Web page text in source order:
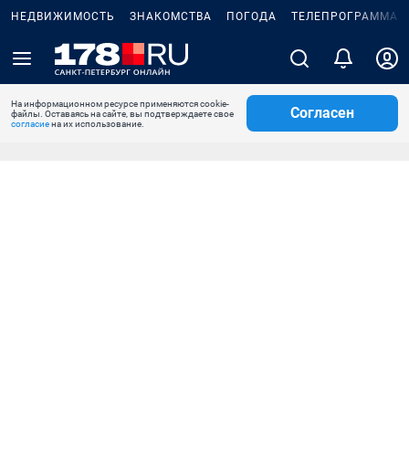
НЕДВИЖИМОСТЬ ЗНАКОМСТВА ПОГОДА ТЕЛЕПРОГРАММА
На информационном ресурсе применяются cookie-
файлы. Оставаясь на сайте, вы подтверждаете свое
согласиена их использование.
Согласен